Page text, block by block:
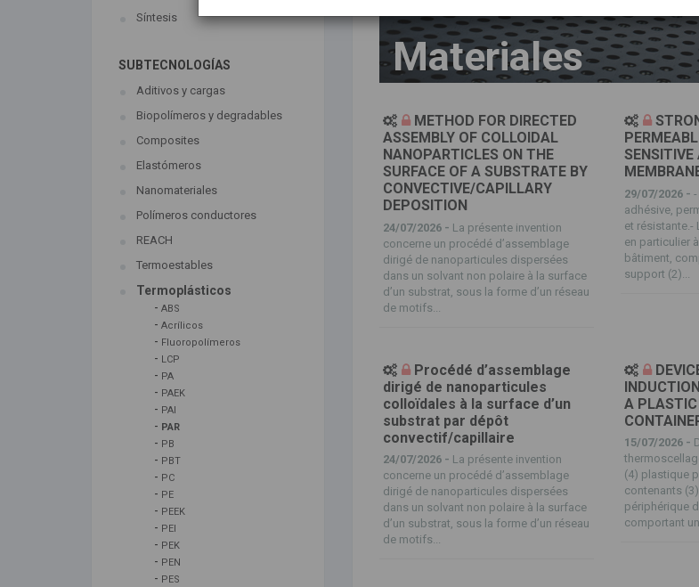
Síntesis
SUBTECNOLOGÍAS
Aditivos y cargas
Biopolímeros y degradables
Composites
Elastómeros
Nanomateriales
Polímeros conductores
REACH
Termoestables
Termoplásticos
- ABS
- Acrílicos
- Fluoropolímeros
- LCP
- PA
- PAEK
- PAI
- PAR
- PB
- PBT
- PC
- PE
- PEEK
- PEI
- PEK
- PEN
- PES
Materiales
METHOD FOR DIRECTED
ASSEMBLY OF COLLOIDAL
NANOPARTICLES ON THE
SURFACE OF A SUBSTRATE BY
CONVECTIVE/CAPILLARY
DEPOSITION
24/07/2026 - La présente invention
concerne un procédé d’assemblage
dirigé de nanoparticules dispersées
dans un solvant non polaire à la surface
d’un substrat, sous la forme d’un réseau
de motifs...
SENSITIVE
29/07/2026 -
adhésive,
et résistante.-
en particulier
bâtiment,
support (2)...
Procédé d’assemblage
dirigé de nanoparticules
colloïdales à la surface d’un
substrat par dépôt
convectif/capillaire
24/07/2026 - La présente invention
concerne un procédé d’assemblage
dirigé de nanoparticules dispersées
dans un solvant non polaire à la surface
d’un substrat, sous la forme d’un réseau
de motifs...
A PLASTIC
15/07/2026 -
(4) plastique
contenants
périphérique
comportant